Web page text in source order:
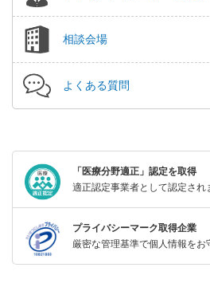
相談会場
よくある質問
「医療分野適正」認定を取得
適正認定事業者として認定され
プライバシーマーク取得企業
厳密な管理基準で個人情報をお